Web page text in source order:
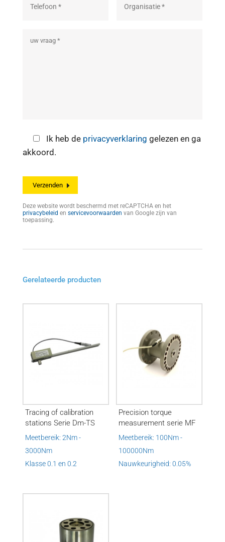
Ik heb de privacyverklaring gelezen en ga
akkoord.
Deze website wordt beschermd met reCAPTCHA en het
privacybeleid en servicevoorwaarden van Google zijn van
toepassing.
Gerelateerde producten
Tracing of calibration
stations Serie Dm-TS
Meetbereik: 2Nm -
3000Nm
Klasse 0.1 en 0.2
Precision torque
measurement serie MF
Meetbereik: 100Nm -
100000Nm
Nauwkeurigheid: 0.05%